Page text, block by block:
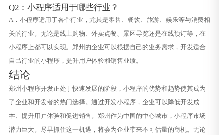
Q2：小程序适用于哪些行业？
A：小程序适用于各个行业，尤其是零售、餐饮、旅游、娱乐等与消费相
关的行业。无论是线上购物、外卖点餐、景区导览还是在线预订等，在
小程序上都可以实现。郑州的企业可以根据自己的业务需求，开发适合
自己行业的小程序，提升用户体验和销售业绩。
结论
郑州小程序开发正处于快速发展的阶段，小程序的优势和趋势使其成为
了企业和开发者的热门选择。通过开发小程序，企业可以降低开发成
本、提升用户体验和促进销售。郑州作为中国的中心城市，小程序市场
潜力巨大。尽早抓住这一机遇，将会为企业带来不可估量的商机。无论